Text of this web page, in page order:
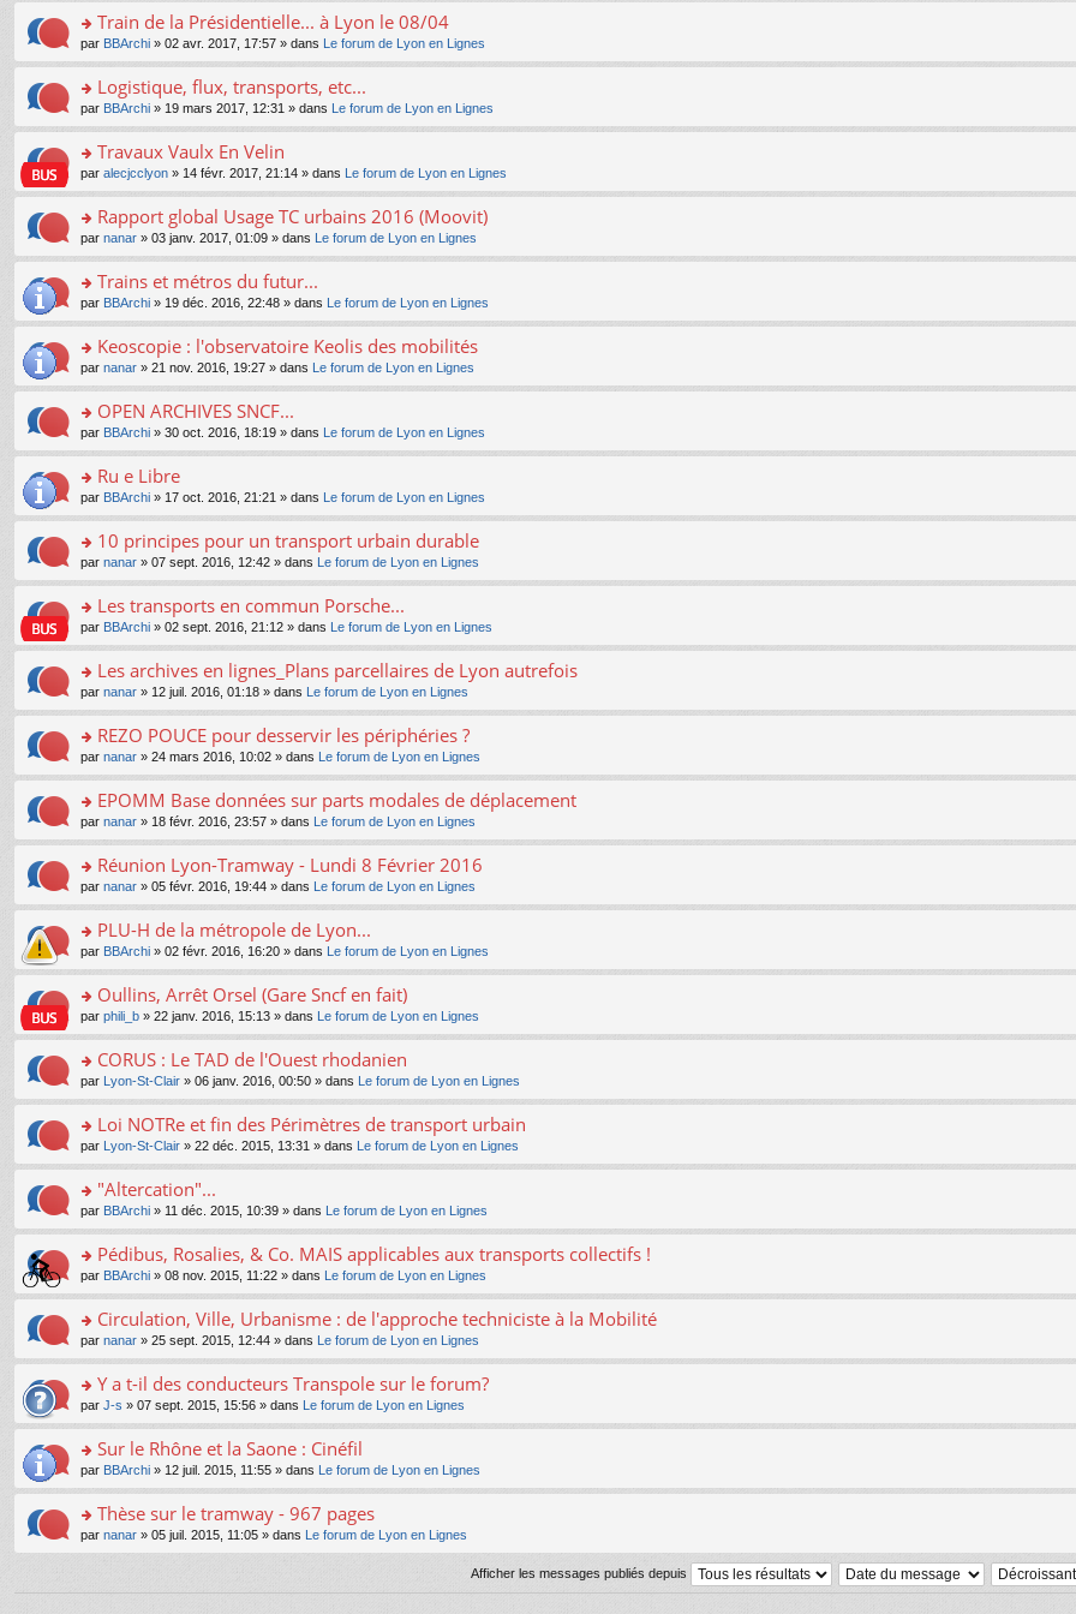
e
nt
s
ré
c
e
nt
le
pl
u
s
ré
c
e
nt
n
n
le
pl
u
s
ré
c
e
nt
a
g
e
n
n
le
pl
u
s
ré
c
e
nt
le
m
e
s
a
g
e
n
n
le
pl
u
s
ré
c
e
nt
s
ult
er
le
m
e
s
a
g
e
n
n
le
pl
u
s
ré
c
e
nt
o
n
s
ult
er
le
m
e
s
a
g
e
n
n
le
pl
u
s
ré
c
e
nt
Train de la Présidentielle... à Lyon le 08/04
par BBArchi » 02 avr. 2017, 17:57 » dans Le forum de Lyon en Lignes
o
n
s
ult
er
le
m
e
s
a
g
e
n
n
le
pl
u
s
ré
c
e
nt
Logistique, flux, transports, etc...
par BBArchi » 19 mars 2017, 12:31 » dans Le forum de Lyon en Lignes
o
n
s
ult
er
le
m
e
s
a
g
e
n
n
le
pl
u
s
ré
c
e
nt
Travaux Vaulx En Velin
par alecjcclyon » 14 févr. 2017, 21:14 » dans Le forum de Lyon en Lignes
o
n
s
ult
er
le
m
e
s
a
g
e
n
n
le
pl
u
s
ré
c
e
nt
Rapport global Usage TC urbains 2016 (Moovit)
par nanar » 03 janv. 2017, 01:09 » dans Le forum de Lyon en Lignes
o
n
s
ult
er
le
m
e
s
a
g
e
n
n
le
pl
u
s
ré
c
e
nt
Trains et métros du futur...
par BBArchi » 19 déc. 2016, 22:48 » dans Le forum de Lyon en Lignes
o
n
s
ult
er
le
m
e
s
a
g
e
n
n
le
pl
u
s
ré
c
e
nt
Keoscopie : l'observatoire Keolis des mobilités
par nanar » 21 nov. 2016, 19:27 » dans Le forum de Lyon en Lignes
o
n
s
ult
er
le
m
e
s
a
g
e
n
n
le
pl
u
s
ré
c
e
nt
OPEN ARCHIVES SNCF...
par BBArchi » 30 oct. 2016, 18:19 » dans Le forum de Lyon en Lignes
o
n
s
ult
er
le
m
e
s
a
g
e
n
n
le
pl
u
s
ré
c
e
nt
Ru e Libre
par BBArchi » 17 oct. 2016, 21:21 » dans Le forum de Lyon en Lignes
o
n
s
ult
er
le
m
e
s
a
g
e
n
n
le
pl
u
s
ré
c
e
nt
10 principes pour un transport urbain durable
par nanar » 07 sept. 2016, 12:42 » dans Le forum de Lyon en Lignes
o
n
s
ult
er
le
m
e
s
a
g
e
n
n
le
pl
u
s
ré
c
e
nt
Les transports en commun Porsche...
par BBArchi » 02 sept. 2016, 21:12 » dans Le forum de Lyon en Lignes
o
n
s
ult
er
le
m
e
s
a
g
e
n
n
le
pl
u
s
ré
c
e
nt
Les archives en lignes_Plans parcellaires de Lyon autrefois
par nanar » 12 juil. 2016, 01:18 » dans Le forum de Lyon en Lignes
o
n
s
ult
er
le
m
e
s
a
g
e
n
n
le
pl
u
s
ré
c
e
nt
REZO POUCE pour desservir les périphéries ?
par nanar » 24 mars 2016, 10:02 » dans Le forum de Lyon en Lignes
o
n
s
ult
er
le
m
e
s
a
g
e
n
n
le
pl
u
s
ré
c
e
nt
EPOMM Base données sur parts modales de déplacement
par nanar » 18 févr. 2016, 23:57 » dans Le forum de Lyon en Lignes
o
n
s
ult
er
le
m
e
s
a
g
e
n
n
le
pl
u
s
ré
c
e
nt
Réunion Lyon-Tramway - Lundi 8 Février 2016
par nanar » 05 févr. 2016, 19:44 » dans Le forum de Lyon en Lignes
o
n
s
ult
er
le
m
e
s
a
g
e
n
n
le
pl
u
s
ré
c
e
nt
PLU-H de la métropole de Lyon...
par BBArchi » 02 févr. 2016, 16:20 » dans Le forum de Lyon en Lignes
o
n
s
ult
er
le
m
e
s
a
g
e
n
n
le
pl
u
s
ré
c
e
nt
Oullins, Arrêt Orsel (Gare Sncf en fait)
par phili_b » 22 janv. 2016, 15:13 » dans Le forum de Lyon en Lignes
o
n
s
ult
er
le
m
e
s
a
g
e
n
n
le
pl
u
s
ré
c
e
nt
CORUS : Le TAD de l'Ouest rhodanien
par Lyon-St-Clair » 06 janv. 2016, 00:50 » dans Le forum de Lyon en Lignes
o
n
s
ult
er
le
m
e
s
a
g
e
n
n
le
pl
u
s
ré
c
Loi NOTRe et fin des Périmètres de transport urbain
par Lyon-St-Clair » 22 déc. 2015, 13:31 » dans Le forum de Lyon en Lignes
o
n
s
ult
er
le
m
e
s
a
g
e
n
n
le
pl
u
ré
"Altercation"...
par BBArchi » 11 déc. 2015, 10:39 » dans Le forum de Lyon en Lignes
o
n
s
ult
er
le
m
e
s
a
g
e
n
n
Pédibus, Rosalies, & Co. MAIS applicables aux transports collectifs !
par BBArchi » 08 nov. 2015, 11:22 » dans Le forum de Lyon en Lignes
o
n
s
ult
er
le
m
e
s
a
g
e
o
Circulation, Ville, Urbanisme : de l'approche techniciste à la Mobilité
par nanar » 25 sept. 2015, 12:44 » dans Le forum de Lyon en Lignes
o
n
s
ult
er
le
m
e
s
Y a t-il des conducteurs Transpole sur le forum?
par J-s » 07 sept. 2015, 15:56 » dans Le forum de Lyon en Lignes
o
n
s
ult
er
e
Sur le Rhône et la Saone : Cinéfil
par BBArchi » 12 juil. 2015, 11:55 » dans Le forum de Lyon en Lignes
o
n
ult
Thèse sur le tramway - 967 pages
par nanar » 05 juil. 2015, 11:05 » dans Le forum de Lyon en Lignes
Afficher les messages publiés depuis